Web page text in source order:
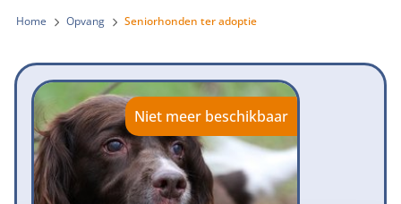
Bescherming tegen grasaren
Steun als vrijwilliger
Honden voor Honden Loop
Vraag een donatiebox aan
Vacatures
Donateursmagazine Hond
Onze successen voor honden
Nieuwsbrief
Incassodata
Home Opvang Seniorhonden ter adoptie
Niet meer beschikbaar